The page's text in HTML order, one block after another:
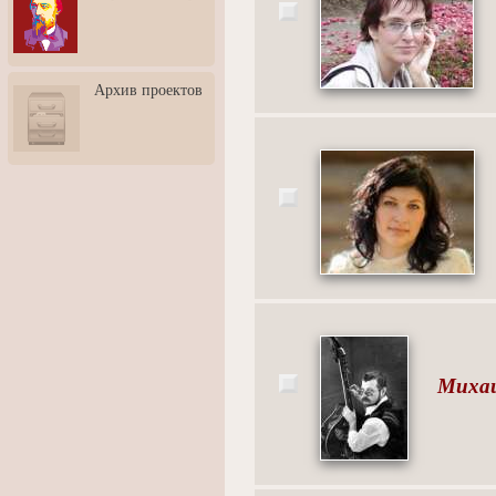
3: Обусловленности
человека и их влияние на
карьеру
скульптором Дмитрием
Тугариновым
АртБульвар в День города
Архив проектов